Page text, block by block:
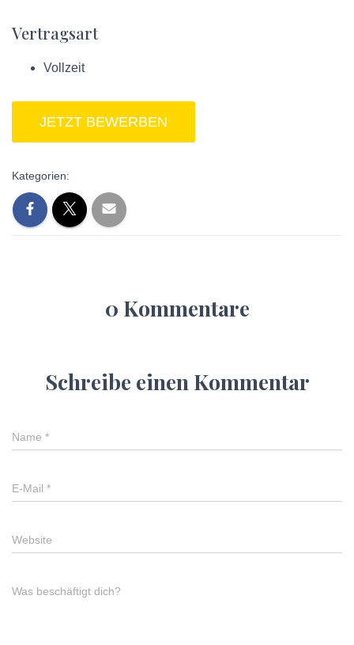
Vertragsart
Vollzeit
Kategorien:
0 Kommentare
Schreibe einen Kommentar
Name *
E-Mail *
Website
Was beschäftigt dich?